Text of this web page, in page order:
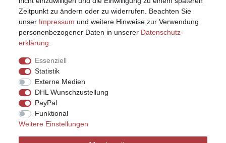
Zeitpunkt zu ändern oder zu widerrufen. Beachten Sie
unser Impressum und weitere Hinweise zur Verwendung
personenbezogener Daten in unserer Daten­schutz­
erklärung
Essenziell
Statistik
Externe Medien
DHL Wunschzustellung
PayPal
Funktional
Weitere Einstellungen